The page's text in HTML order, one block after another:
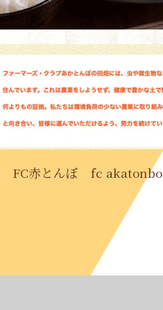
FC赤とんぼ fc akatonbo